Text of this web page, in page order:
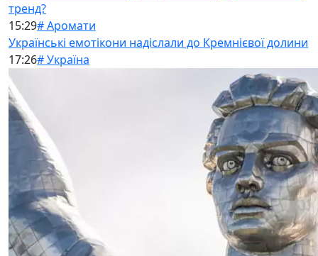
тренд?
15:29# Аромати
Українські емотікони надіслали до Кремнієвої долини
17:26# Україна